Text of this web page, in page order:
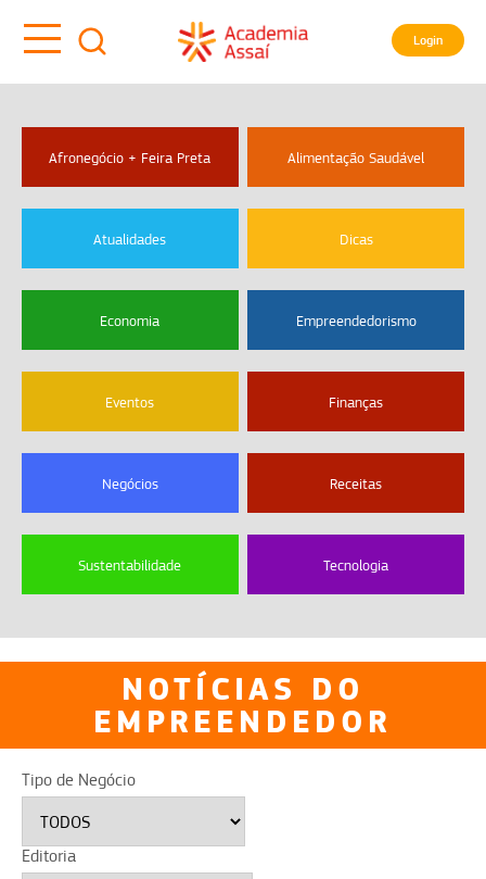
Login
Afronegócio + Feira Preta Alimentação Saudável
Atualidades Dicas
Economia Empreendedorismo
Eventos Finanças
Negócios Receitas
Sustentabilidade Tecnologia
NOTÍCIAS DO
EMPREENDEDOR
Tipo de Negócio
Editoria